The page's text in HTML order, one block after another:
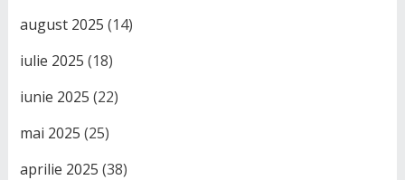
august 2025 (14)
iulie 2025 (18)
iunie 2025 (22)
mai 2025 (25)
aprilie 2025 (38)